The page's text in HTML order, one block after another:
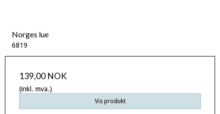
Norges lue
6819
139,00 NOK
(inkl. mva.)
Vis produkt